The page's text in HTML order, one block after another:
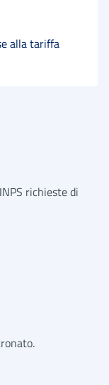
alla tariffa
richieste di